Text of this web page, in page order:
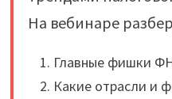
На вебинаре
Главные фишки
Какие отрасли и